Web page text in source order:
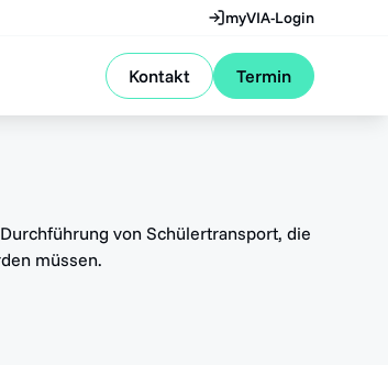
myVIA-Login
Kontakt Termin
von Schülertransport, die
müssen.